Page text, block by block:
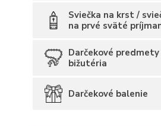
Sviečka na krst /
na prvé sväté
Darčekové predmety
bižutéria
Darčekové balenie